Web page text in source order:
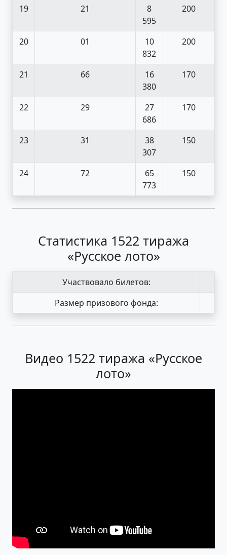
19 21
8
595
200
20 01
10
832
200
21 66
16
380
170
22 29
27
686
170
23 31
38
307
150
24 72
65
773
150
Статистика 1522 тиража
«Русское лото»
Участвовало билетов:
Размер призового фонда:
Видео 1522 тиража «Русское
лото»